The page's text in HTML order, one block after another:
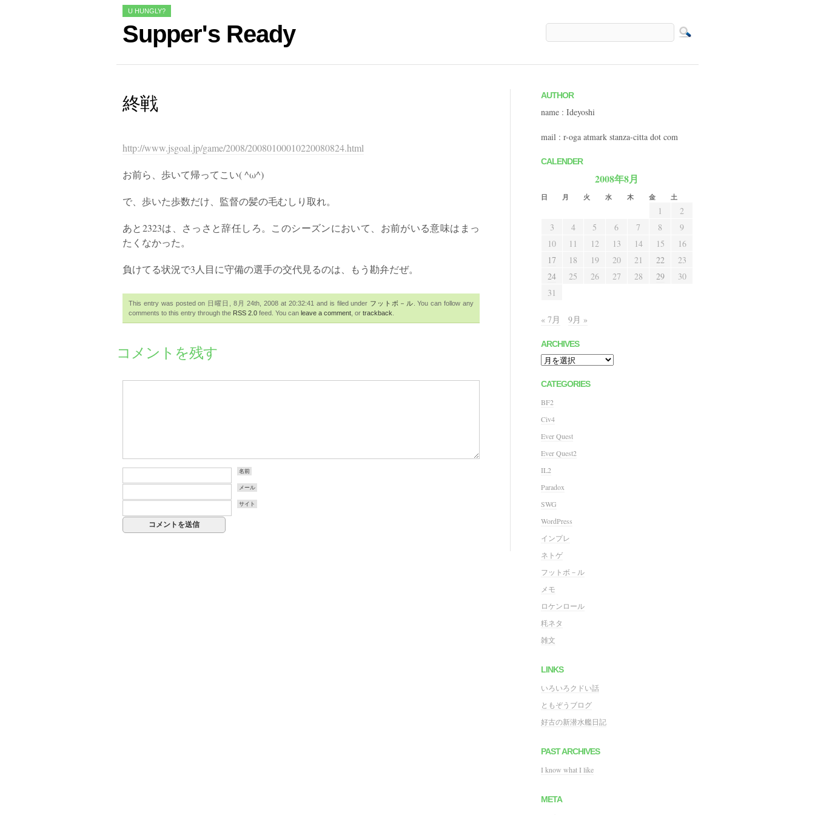
U HUNGLY?
Supper's Ready
終戦
http://www.jsgoal.jp/game/2008/20080100010220080824.html
お前ら、歩いて帰ってこい( ^ω^)
で、歩いた歩数だけ、監督の髪の毛むしり取れ。
あと2323は、さっさと辞任しろ。このシーズンにおいて、お前がいる意味はまっ
たくなかった。
負けてる状況で3人目に守備の選手の交代見るのは、もう勘弁だぜ。
This entry was posted on 日曜日, 8月 24th, 2008 at 20:32:41 and is filed under フットボ－ル . You can follow any
comments to this entry through the RSS 2.0 feed. You can leave a comment , or trackback
コメントを残す
名前
メール
サイト
AUTHOR
name : Ideyoshi
mail : r-oga atmark stanza-citta dot com
CALENDER
2008年8月
日 月 火 水 木 金 土
1
2
3
4 5 6 7 8
9
10
11 12 13 14 15
16
17
18 19 20 21 22
23
24
25 26 27 28 29
30
31
« 7月 9月 »
ARCHIVES
Archives
CATEGORIES
BF2
Civ4
Ever Quest
Ever Quest2
IL2
Paradox
SWG
WordPress
インプレ
ネトゲ
フットボ－ル
メモ
ロケンロール
粍ネタ
雑文
LINKS
いろいろクドい話
ともぞうブログ
好古の新潜水艦日記
PAST ARCHIVES
I know what I like
META